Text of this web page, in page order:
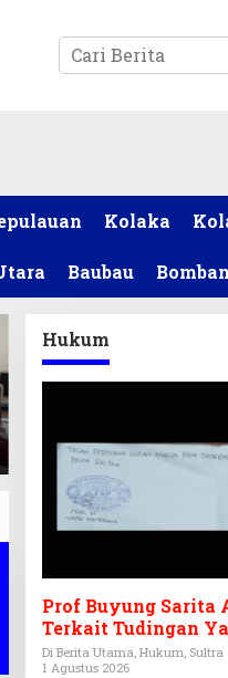
Kolaka
Baubau
Hukum
Prof Buyung Sarita
Terkait Tudingan
Ditagih Utang
Di Berita Utama, Hukum, Sultra
1 Agustus 2026